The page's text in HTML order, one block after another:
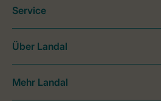
Service
Über Landal
Mehr Landal